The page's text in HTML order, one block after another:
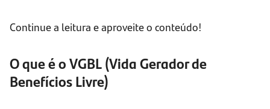
Continue a leitura e aproveite o conteúdo!
O que é o VGBL (Vida Gerador de
Benefícios Livre)